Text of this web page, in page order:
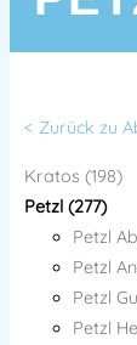
< Zurück zu
Kratos (198)
Petzl (277)
Petzl
Petzl
Petzl
Petzl